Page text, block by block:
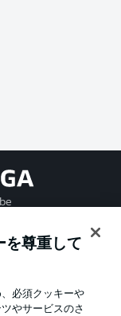
を尊重して
必須クッキーや
やサービスのさ